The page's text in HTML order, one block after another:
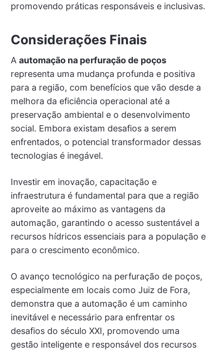
promovendo práticas responsáveis e inclusivas.
Considerações Finais
A automação na perfuração de poços
representa uma mudança profunda e positiva
para a região, com benefícios que vão desde a
melhora da eficiência operacional até a
preservação ambiental e o desenvolvimento
social. Embora existam desafios a serem
enfrentados, o potencial transformador dessas
tecnologias é inegável.
Investir em inovação, capacitação e
infraestrutura é fundamental para que a região
aproveite ao máximo as vantagens da
automação, garantindo o acesso sustentável a
recursos hídricos essenciais para a população e
para o crescimento econômico.
O avanço tecnológico na perfuração de poços,
especialmente em locais como Juiz de Fora,
demonstra que a automação é um caminho
inevitável e necessário para enfrentar os
desafios do século XXI, promovendo uma
gestão inteligente e responsável dos recursos